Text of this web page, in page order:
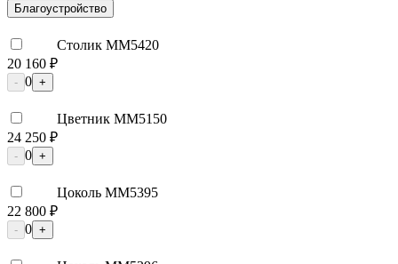
Благоустройство
Столик ММ5420
20 160 ₽
- 0 +
Цветник ММ5150
24 250 ₽
- 0 +
Цоколь ММ5395
22 800 ₽
- 0 +